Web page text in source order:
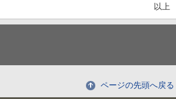
以上
ページの先頭へ戻る